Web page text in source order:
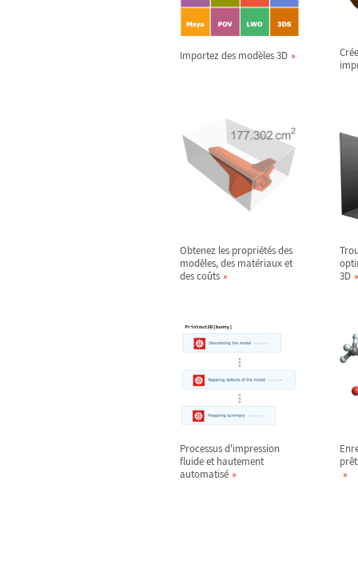
Importez des modèles 3D
Obtenez les propriétés des
modèles, des matériaux et
des coûts
3D
Processus d'impression
fluide et hautement
automatisé